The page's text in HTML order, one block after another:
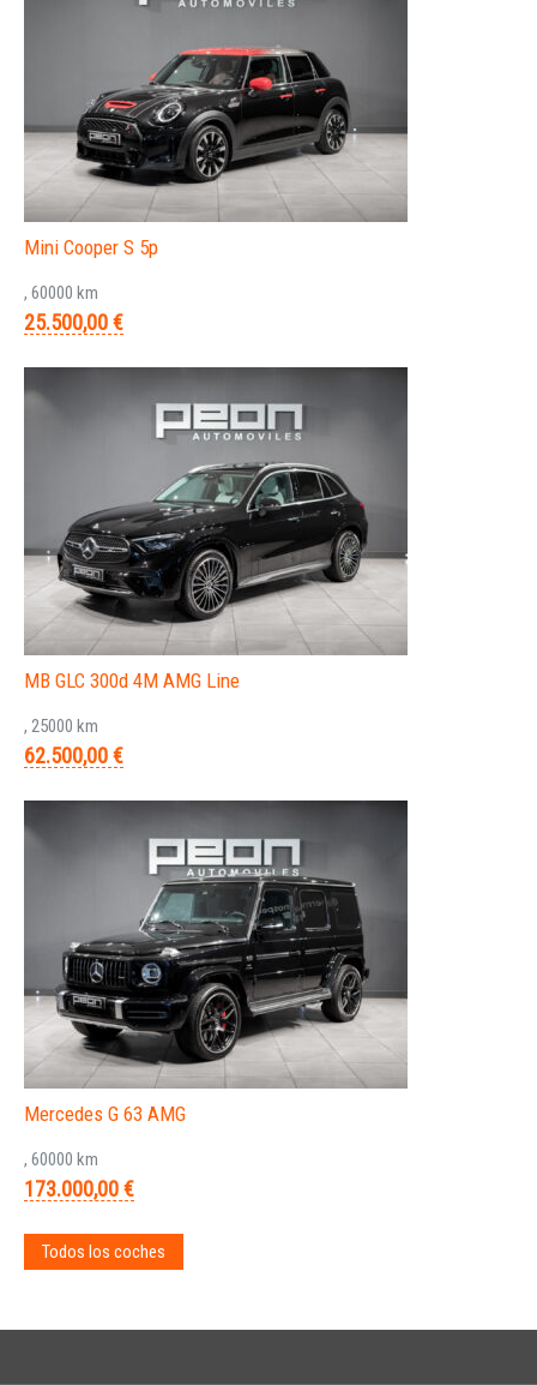
Mini Cooper S 5p
, 60000 km
25.500,00 €
MB GLC 300d 4M AMG Line
, 25000 km
62.500,00 €
Mercedes G 63 AMG
, 60000 km
173.000,00 €
Todos los coches